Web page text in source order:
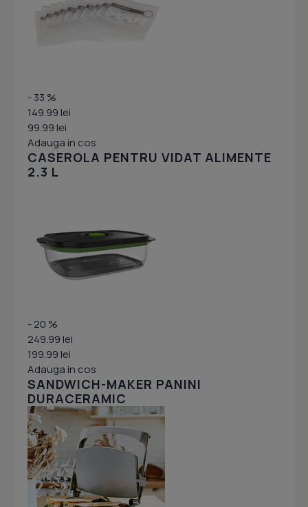
- 33 %
149.99 lei
99.99 lei
Adauga in cos
CASEROLA PENTRU VIDAT ALIMENTE
2.3 L
- 20 %
249.99 lei
199.99 lei
Adauga in cos
SANDWICH-MAKER PANINI
DURACERAMIC